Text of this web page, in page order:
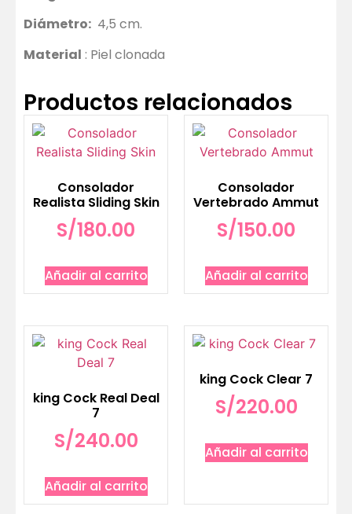
Diámetro: 4,5 cm.
Material : Piel clonada
Productos relacionados
Consolador
Realista Sliding Skin
S/180.00
Añadir al carrito
Consolador
Vertebrado Ammut
S/150.00
Añadir al carrito
king Cock Real Deal
7
S/240.00
Añadir al carrito
king Cock Clear 7
S/220.00
Añadir al carrito